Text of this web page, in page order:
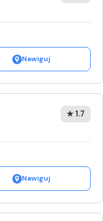
Nawiguj
★ 1.7
Nawiguj